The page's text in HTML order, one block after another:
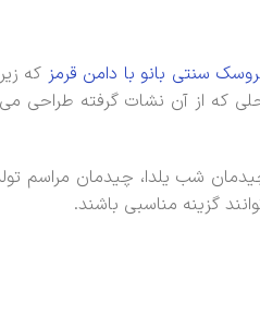
سنتی بانو با دامن قرمز که
از آن نشات گرفته طراحی می
شب یلدا، چیدمان مراسم
گزینه مناسبی باشند.